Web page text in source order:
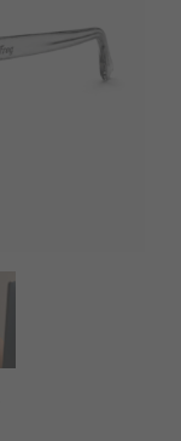
επιθυμιών